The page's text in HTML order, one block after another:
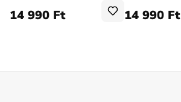
14 990 Ft 14 990 Ft